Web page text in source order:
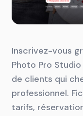
Inscrivez-vous
Photo Pro
de clients qui
professionnel.
tarifs,